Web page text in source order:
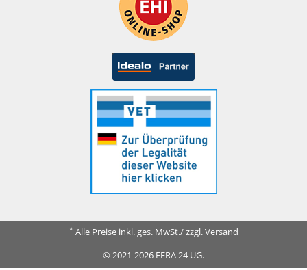
* Alle Preise inkl. ges. MwSt./ zzgl. Versand
© 2021-2026 FERA 24 UG.